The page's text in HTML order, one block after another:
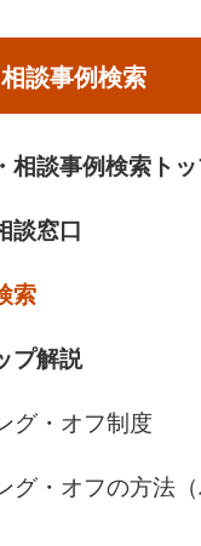
談事例検索
相談事例検索ト
談窓口
索
プ解説
グ・オフ制度
グ・オフの方法